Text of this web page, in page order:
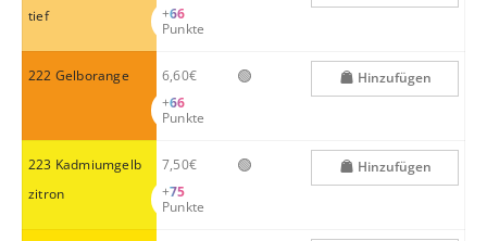
tief
+66
Punkte
222 Gelborange
6,60€
+66
Punkte
🟢 Hinzufügen
223 Kadmiumgelb
zitron
7,50€
+75
Punkte
🟢 Hinzufügen